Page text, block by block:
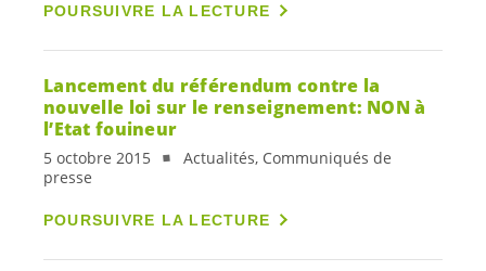
POURSUIVRE LA LECTURE
Lancement du référendum contre la
nouvelle loi sur le renseignement: NON à
l’Etat fouineur
5 octobre 2015
Actualités, Communiqués de
presse
POURSUIVRE LA LECTURE